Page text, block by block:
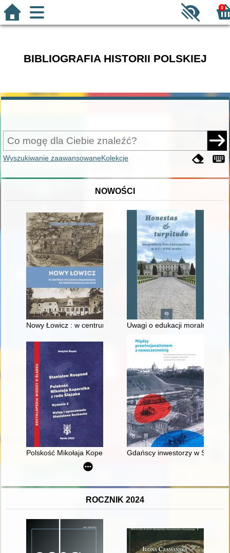
0
BIBLIOGRAFIA HISTORII POLSKIEJ
Wyszukiwanie zaawansowaneKolekcje
NOWOŚCI
Nowy Łowicz : w centrum poligonu drawskiego od
Uwagi o edukacji moralnej
Polskość Mikołaja Kopernika z rodu Ślązaka
Gdańscy inwestorzy w
ROCZNIK 2024